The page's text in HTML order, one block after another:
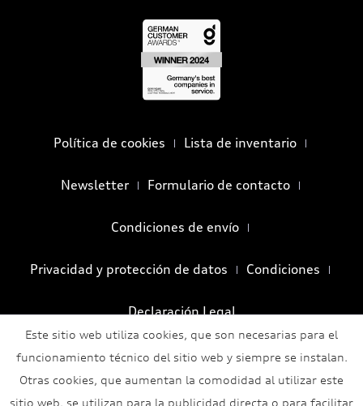
Política de cookies Lista de inventario
Newsletter Formulario de contacto
Condiciones de envío
Privacidad y protección de datos Condiciones
Declaración Legal
Este sitio web utiliza cookies, que son necesarias para el
funcionamiento técnico del sitio web y siempre se instalan.
Otras cookies, que aumentan la comodidad al utilizar este
sitio web, se utilizan para la publicidad directa o para facilitar